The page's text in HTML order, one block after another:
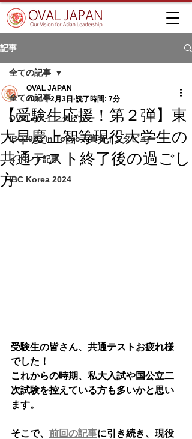
記事
全ての記事
OVALersインタビュー
IBC2023 in Tokyo入賞者インタビュー
イベント記事
IBC Korea 2024
全ての記事
【受験生応援！第２弾】東
大早慶上智等現役大学生の
共通テスト終了後の過ごし
方
OVAL JAPAN
2021年2月3日 読了時間: 7分
受験生の皆さん、共通テストお疲れ様
でした！
これからの時期、私大入試や国公立二
次試験を控えている方も多いかと思い
ます。
そこで、 前回の記事に引き続き、現役